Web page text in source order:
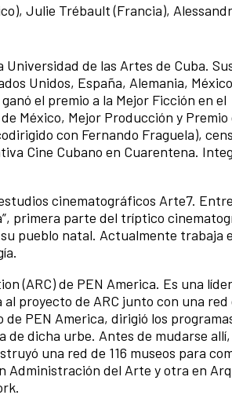
Julie Trébault (Francia),
Universidad de las Artes de Cuba.
Unidos, España, Alemania,
ganó el premio a la Mejor Ficción en el
México, Mejor Producción y
con Fernando Fraguela),
Cine Cubano en Cuarentena.
cinematográficos Arte7.
primera parte del tríptico
pueblo natal. Actualmente trabaja
(ARC) de PEN America. Es una
proyecto de ARC junto con una red
PEN America, dirigió los
de dicha urbe. Antes de mudarse
una red de 116 museos para
Administración del Arte y otra en